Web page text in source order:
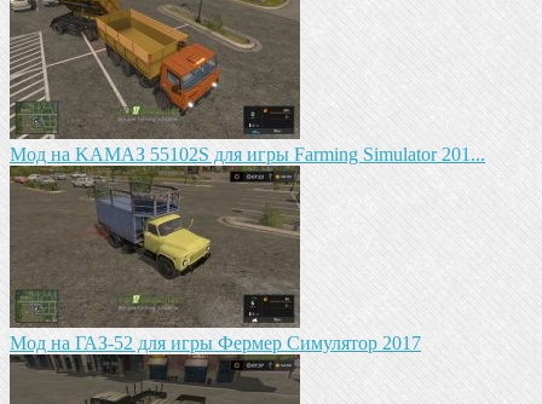
Mод на KAМАЗ 55102S для игры Farming Simulator 201...
Мод на ГАЗ-52 для игры Фермер Симулятор 2017